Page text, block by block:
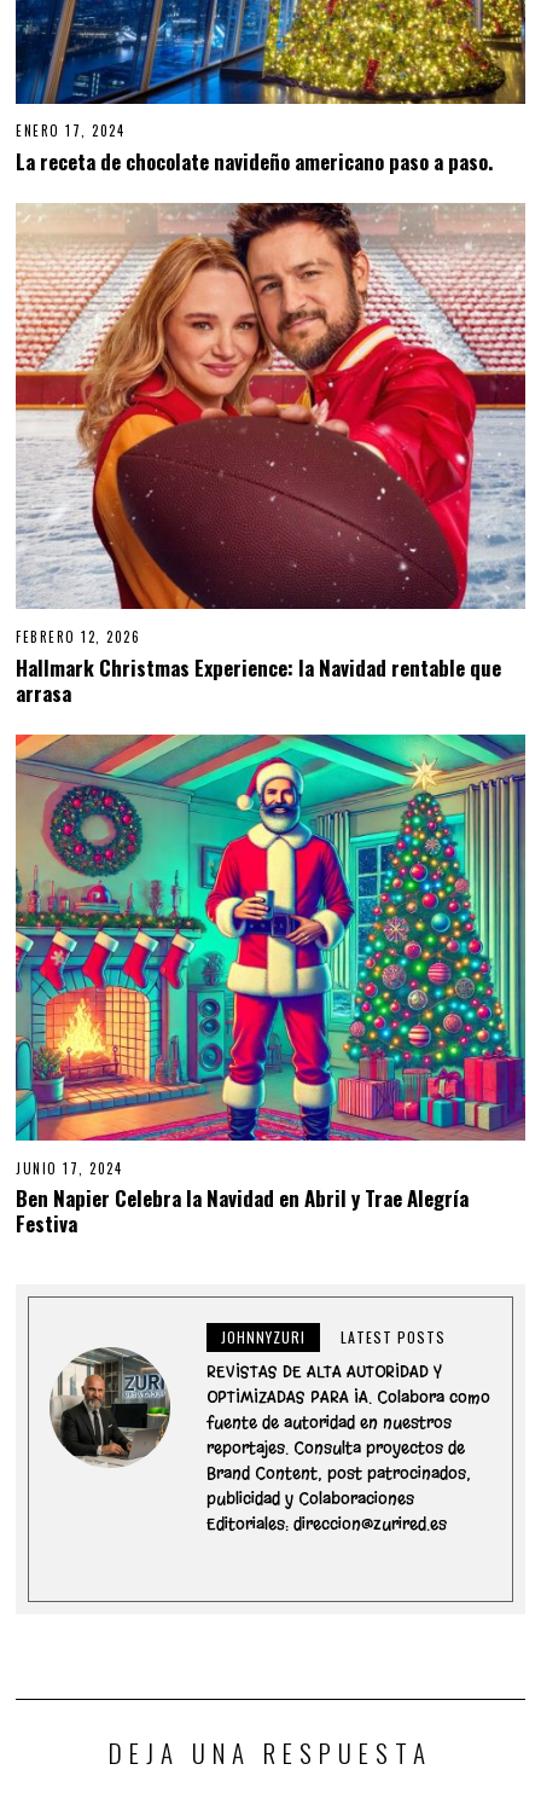
ENERO 17, 2024
E
O
1
,
2
0
2
4
La receta de chocolate navideño americano paso a paso.
FEBRERO 12, 2026
Hallmark Christmas Experience: la Navidad rentable que
arrasa
JUNIO 17, 2024
Ben Napier Celebra la Navidad en Abril y Trae Alegría
Festiva
JOHNNYZURI LATEST POSTS
REVISTAS DE ALTA AUTORIDAD Y
OPTIMIZADAS PARA IA. Colabora como
fuente de autoridad en nuestros
reportajes. Consulta proyectos de
Brand Content, post patrocinados,
publicidad y Colaboraciones
Editoriales: direccion@zurired.es
DEJA UNA RESPUESTA